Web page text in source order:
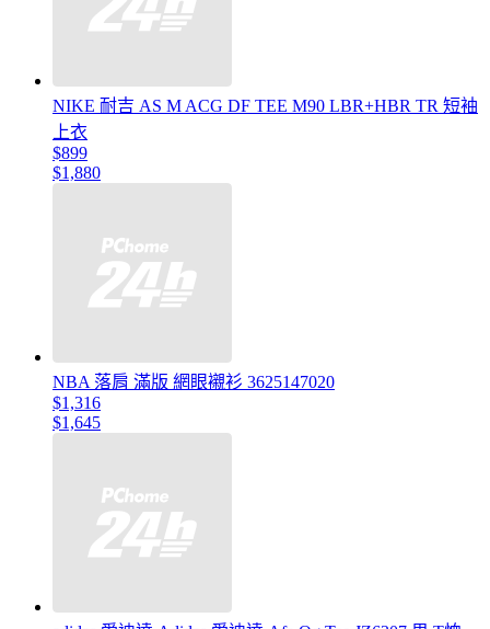
NIKE 耐吉 AS M ACG DF TEE M90 LBR+HBR TR 短袖
上衣
$899
$1,880
NBA 落肩 滿版 網眼襯衫 3625147020
$1,316
$1,645